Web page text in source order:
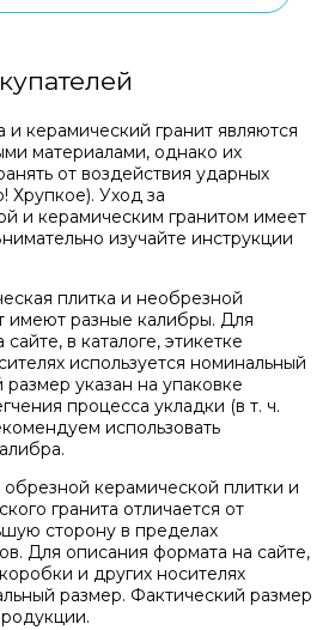
и керамический гранит являются
материалами, однако их
от воздействия ударных
Хрупкое). Уход за
и керамическим гранитом имеет
изучайте инструкции
плитка и необрезной
имеют разные калибры. Для
в каталоге, этикетке
используется номинальный
указан на упаковке
процесса укладки (в т. ч.
использовать
керамической плитки и
гранита отличается от
сторону в пределах
Для описания формата на сайте,
и других носителях
размер. Фактический размер